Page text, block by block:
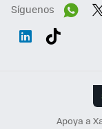
Síguenos
Apoya a